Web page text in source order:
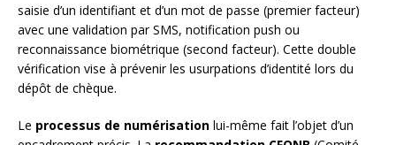
saisie d’un identifiant et d’un mot de passe (premier facteur)
avec une validation par SMS, notification push ou
reconnaissance biométrique (second facteur). Cette double
vérification vise à prévenir les usurpations d’identité lors du
dépôt de chèque.
Le processus de numérisation lui-même fait l’objet d’un